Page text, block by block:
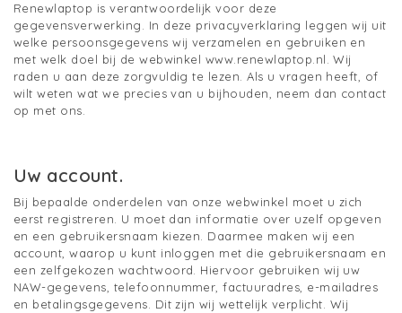
Renewlaptop is verantwoordelijk voor deze
gegevensverwerking. In deze privacyverklaring leggen wij uit
welke persoonsgegevens wij verzamelen en gebruiken en
met welk doel bij de webwinkel www.renewlaptop.nl. Wij
raden u aan deze zorgvuldig te lezen. Als u vragen heeft, of
wilt weten wat we precies van u bijhouden, neem dan contact
op met ons.
Uw account.
Bij bepaalde onderdelen van onze webwinkel moet u zich
eerst registreren. U moet dan informatie over uzelf opgeven
en een gebruikersnaam kiezen. Daarmee maken wij een
account, waarop u kunt inloggen met die gebruikersnaam en
een zelfgekozen wachtwoord. Hiervoor gebruiken wij uw
NAW-gegevens, telefoonnummer, factuuradres, e-mailadres
en betalingsgegevens. Dit zijn wij wettelijk verplicht. Wij